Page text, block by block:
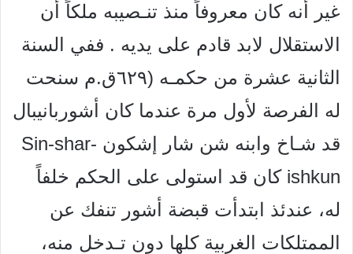
غير أنه كان معروفاً منذ تنـصيبه ملكاً أن
الاستقلال لابد قادم على يديه . ففي السنة
الثانية عشرة من حكمـه (٦٢٩ق.م سنحت
له الفرصة لأول مرة عندما كان أشوربانيبال
قد شـاخ وابنه شن شار إشكون Sin-shar-
ishkun كان قد استولى على الحكم خلفاً
له، عندئذ ابتدأت قبضة أشور تنفك عن
الممتلكات الغربية كلها دون تـدخل منه،